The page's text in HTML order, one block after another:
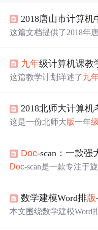
2018唐山市计算机
这篇文档提供了2018年
概率等。试题旨在检测
九年级计算机课教
这篇教学计划详述了九
能，同时关注学生对计
策略包括加强上机实践
2018北师大计算机
这是一份北师大版一年
一定的思维训练和应用
固学习。
Doc-scan：一款强
Doc-scan是一款专注于
学术研究等，具有高效
数学建模Word排版
本文围绕数学建模Word